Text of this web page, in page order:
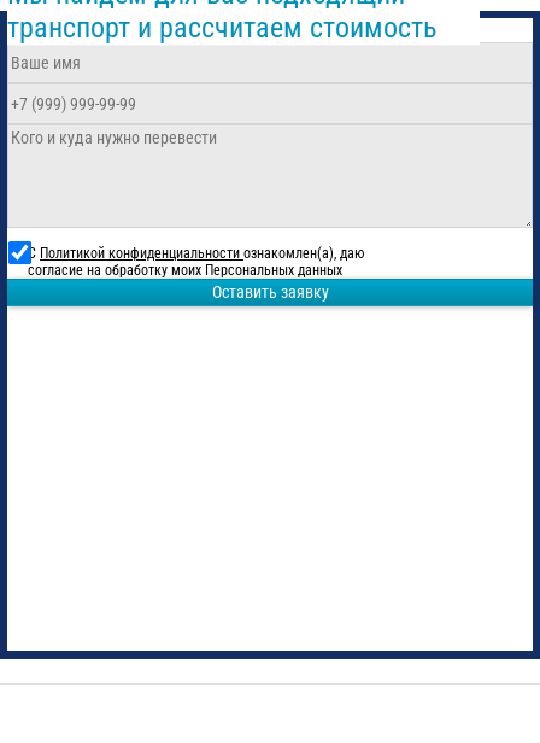
транспорт и рассчитаем стоимость
С Политикой конфиденциальности ознакомлен(а), даю
согласие на обработку моих Персональных данных
Оставить заявку